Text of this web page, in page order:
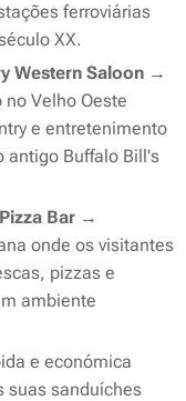
ferroviárias
XX.
Western Saloon →
Velho Oeste
e entretenimento
antigo Buffalo Bill's
Bar →
onde os visitantes
pizzas e
ambiente
e económica
suas sanduíches